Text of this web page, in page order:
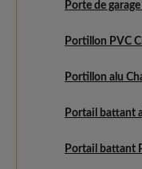
Porte de
Portillon PVC
Portillon alu
Portail battant
Portail battant